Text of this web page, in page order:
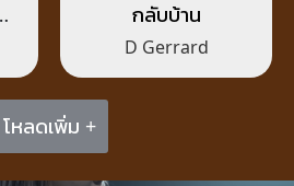
กลับบ้าน
D Gerrard
โหลดเพิ่ม +